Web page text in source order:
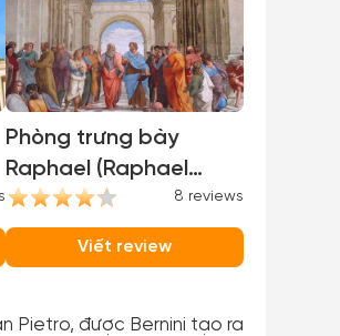
Phòng trưng bày
Raphael (Raphael
Rooms)
8 reviews
Viết review
Pietro, được Bernini tạo ra